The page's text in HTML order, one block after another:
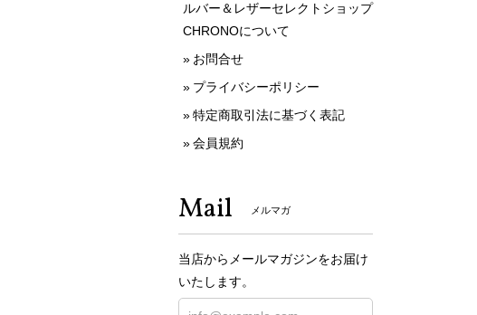
ルバー＆レザーセレクトショップ
CHRONOについて
お問合せ
プライバシーポリシー
特定商取引法に基づく表記
会員規約
Mail メルマガ
当店からメールマガジンをお届け
いたします。